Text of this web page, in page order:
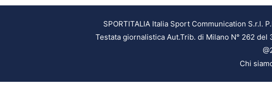
SPORTITALIA Italia Sport Communication S.r.l.
Testata giornalistica Aut.Trib. di Milano N° 262
Chi